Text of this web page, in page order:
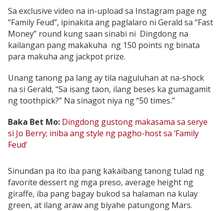
Sa exclusive video na in-upload sa Instagram page ng
“Family Feud”, ipinakita ang paglalaro ni Gerald sa “Fast
Money” round kung saan sinabi ni Dingdong na
kailangan pang makakuha ng 150 points ng binata
para makuha ang jackpot prize.
Unang tanong pa lang ay tila naguluhan at na-shock
na si Gerald, “Sa isang taon, ilang beses ka gumagamit
ng toothpick?” Na sinagot niya ng “50 times.”
Baka Bet Mo: Dingdong gustong makasama sa serye
si Jo Berry; iniba ang style ng pagho-host sa ‘Family
Feud’
Sinundan pa ito iba pang kakaibang tanong tulad ng
favorite dessert ng mga preso, average height ng
giraffe, iba pang bagay bukod sa halaman na kulay
green, at ilang araw ang biyahe patungong Mars.